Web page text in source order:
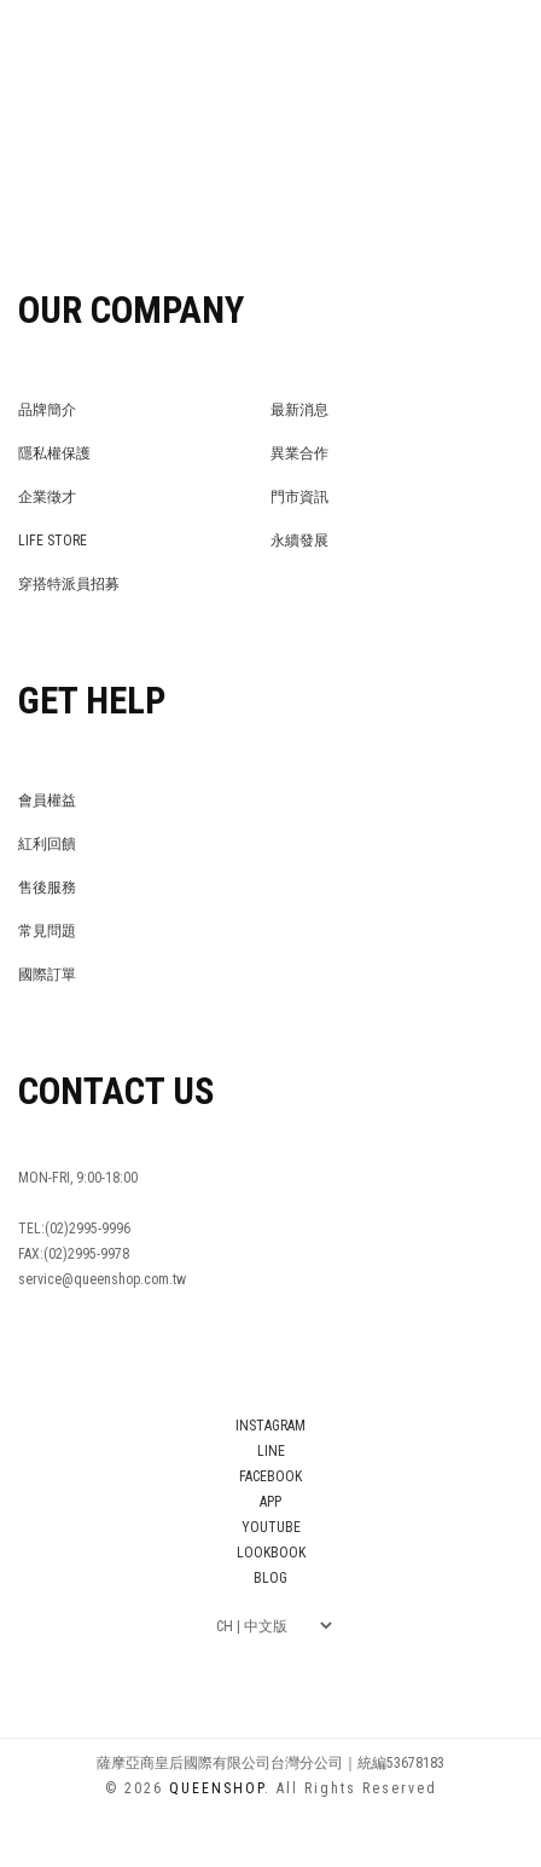
OUR COMPANY
品牌簡介
最新消息
隱私權保護
異業合作
企業徵才
門市資訊
LIFE STORE
永續發展
穿搭特派員招募
GET HELP
會員權益
紅利回饋
售後服務
常見問題
國際訂單
CONTACT US
MON-FRI, 9:00-18:00
TEL:(02)2995-9996
FAX:(02)2995-9978
service@queenshop.com.tw
INSTAGRAM
LINE
FACEBOOK
APP
YOUTUBE
LOOKBOOK
BLOG
薩摩亞商皇后國際有限公司台灣分公司｜統編53678183
© 2026 QUEENSHOP. All Rights Reserved